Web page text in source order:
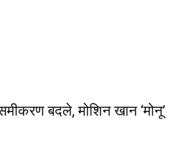
बदले, मोशिन खान ‘मोनू’